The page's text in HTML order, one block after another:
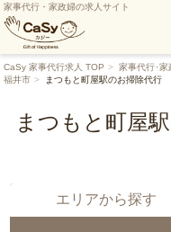
家事代行・家政婦の求人サイト
CaSy 家事代行求人 TOP 家事代行･家
福井市
まつもと町屋駅のお掃除代行
まつもと町屋
エリアから探す